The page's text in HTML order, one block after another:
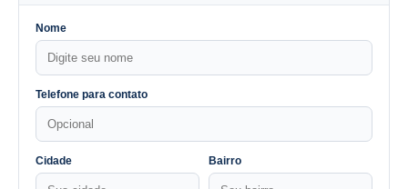
Nome
Telefone para contato
Cidade Bairro